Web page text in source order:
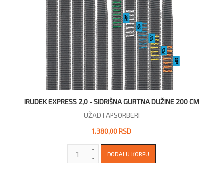
IRUDEK EXPRESS 2,0 - SIDRIŠNA GURTNA DUŽINE 200 CM
UŽAD I APSORBERI
1.380,00 RSD